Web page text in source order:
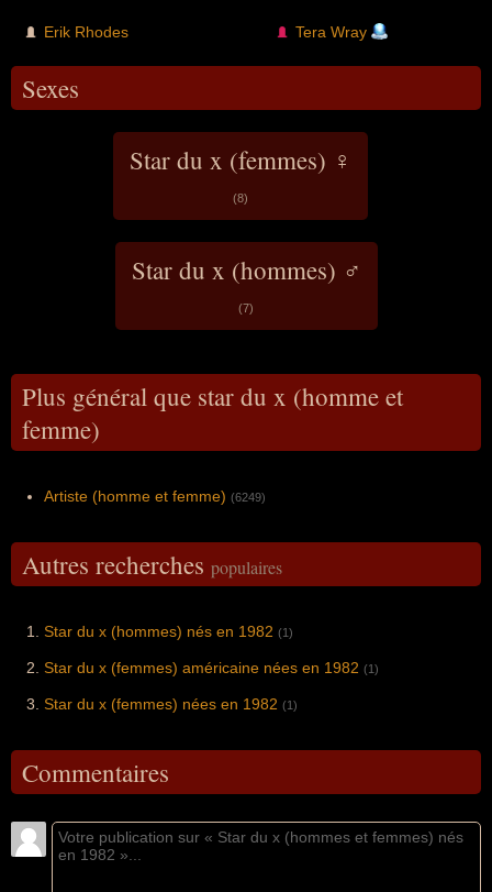
Erik Rhodes Tera Wray
Sexes
Star du x (femmes) ♀
(8)
Star du x (hommes) ♂
(7)
Plus général que star du x (homme et
femme)
Artiste (homme et femme) (6249)
Autres recherches populaires
Star du x (hommes) nés en 1982 (1)
Star du x (femmes) américaine nées en 1982 (1)
Star du x (femmes) nées en 1982 (1)
Commentaires